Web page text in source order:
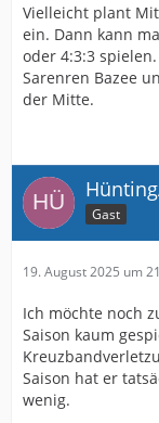
Vielleicht plant
ein. Dann kann
oder 4:3:3
Sarenren Bazee
der Mitte.
Gast
19. August 2025 um
Ich möchte noch
Saison kaum
Saison hat er
wenig.